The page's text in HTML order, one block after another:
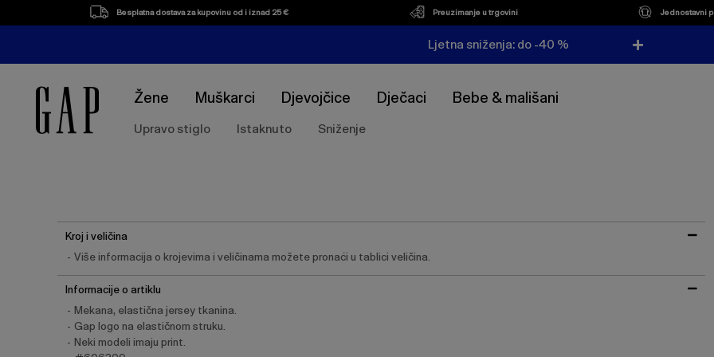
Besplatna dostava za kupovinu od i iznad 25 € Preuzimanje u trgovini Jednostavni
Ljetna sniženja: do -40 %
Žene Muškarci Djevojčice Dječaci Bebe & mališani
Upravo stiglo Istaknuto Sniženje
Kroj i veličina
Više informacija o krojevima i veličinama možete pronaći u tablici veličina.
Informacije o artiklu
Mekana, elastična jersey tkanina.
Gap logo na elastičnom struku.
Neki modeli imaju print.